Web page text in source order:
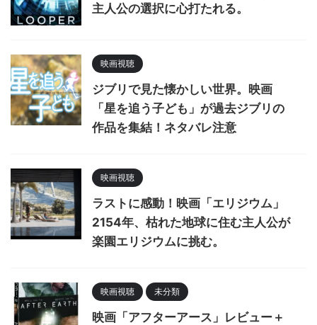
主人公の選択に心打たれる。
映画視聴
ジブリで見た懐かしい世界。映画
「星を追う子ども」が過去ジブリの
作品を集結！ネタバレ注意
映画視聴
ラストに感動！映画「エリジウム」
2154年、枯れた地球に住む主人公が
楽園エリジウムに挑む。
映画視聴 未分類
映画「アフターアース」レビュー＋